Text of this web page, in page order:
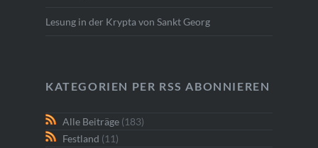
Lesung in der Krypta von Sankt Georg
KATEGORIEN PER RSS ABONNIEREN
Alle Beiträge(183)
Festland (11)